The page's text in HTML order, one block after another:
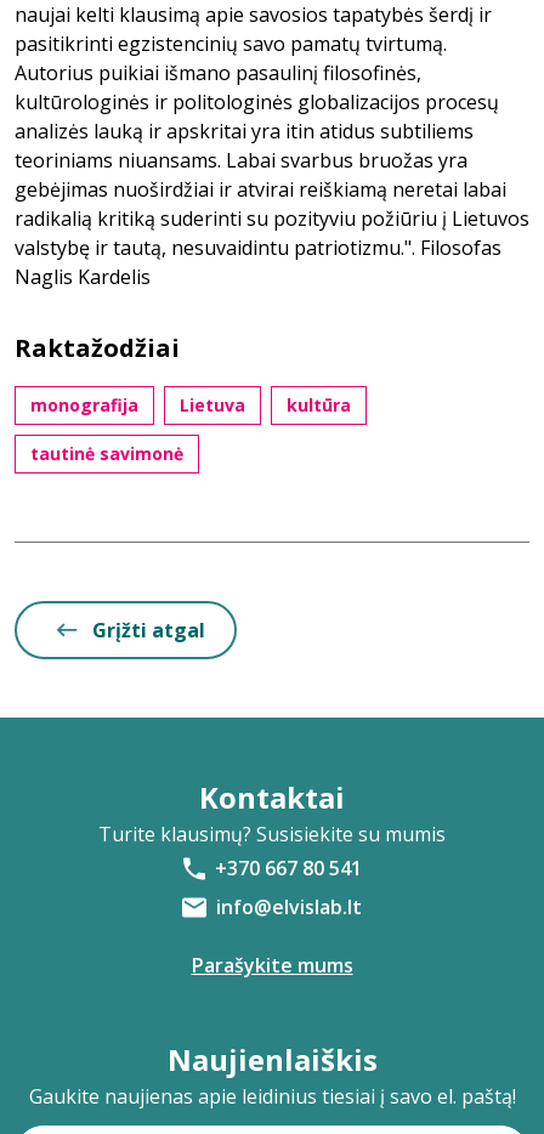
naujai kelti klausimą apie savosios tapatybės šerdį ir
pasitikrinti egzistencinių savo pamatų tvirtumą.
Autorius puikiai išmano pasaulinį filosofinės,
kultūrologinės ir politologinės globalizacijos procesų
analizės lauką ir apskritai yra itin atidus subtiliems
teoriniams niuansams. Labai svarbus bruožas yra
gebėjimas nuoširdžiai ir atvirai reiškiamą neretai labai
radikalią kritiką suderinti su pozityviu požiūriu į Lietuvos
valstybę ir tautą, nesuvaidintu patriotizmu.". Filosofas
Naglis Kardelis
Raktažodžiai
monografija Lietuva kultūra
tautinė savimonė
Grįžti atgal
Kontaktai
Turite klausimų? Susisiekite su mumis
+370 667 80 541
info@elvislab.lt
Parašykite mums
Naujienlaiškis
Gaukite naujienas apie leidinius tiesiai į savo el. paštą!